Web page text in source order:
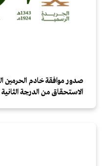
صدور موافقة خادم الحرمين
الاستحقاق من الدرجة الثانية لـ25 مواطنًا ومقيمًا لتبرعهم